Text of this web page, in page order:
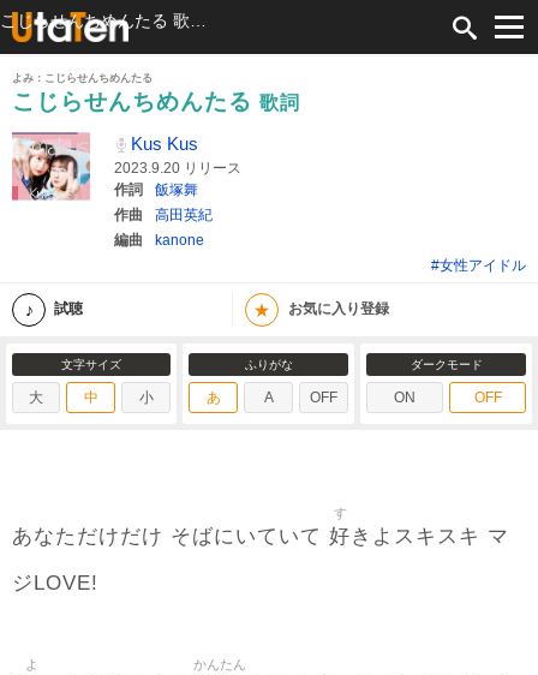
よみ：こじらせんちめんたる
こじらせんちめんたる 歌詞
Kus Kus
2023.9.20 リリース
作詞
飯塚舞
作曲
高田英紀
編曲
kanone
#女性アイドル
試聴 ★ お気に入り登録
文字サイズ
大 中 小
ふりがな
あ A OFF
ダークモード
ON OFF
あなただけだけ そばにいていて 好
す
きよスキスキ マ
ジLOVE!
よ かんたん